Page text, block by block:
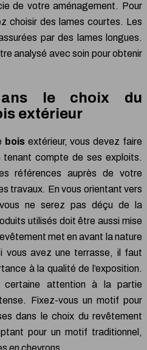
de votre aménagement. Pour
choisir des lames courtes. Les
par des lames longues.
analysé avec soin pour obtenir
le choix du
extérieur
boisextérieur, vous devez faire
tenant compte de ses exploits.
références auprès de votre
travaux. En vous orientant vers
ne serez pas déçu de la
utilisés doit être aussi mise
met en avant la nature
vous avez une terrasse, il faut
à la qualité de l’exposition.
certaine attention à la partie
Fixez-vous un motif pour
dans le choix du revêtement
pour un motif traditionnel,